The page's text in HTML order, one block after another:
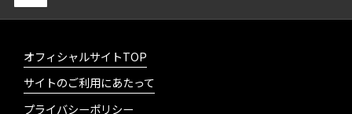
オフィシャルサイトTOP
サイトのご利用にあたって
プライバシーポリシー